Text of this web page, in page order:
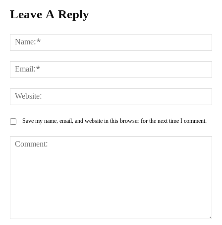
Leave A Reply
Save my name, email, and website in this browser for the next time I comment.